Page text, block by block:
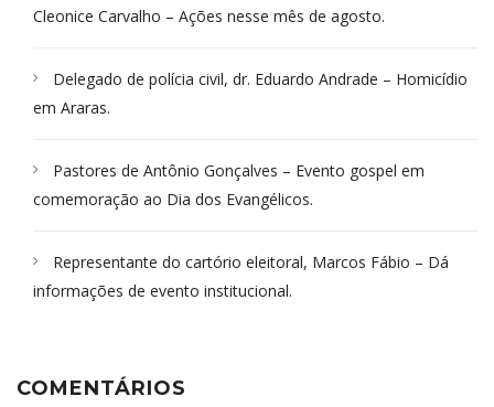
Cleonice Carvalho – Ações nesse mês de agosto.
Delegado de polícia civil, dr. Eduardo Andrade – Homicídio
em Araras.
Pastores de Antônio Gonçalves – Evento gospel em
comemoração ao Dia dos Evangélicos.
Representante do cartório eleitoral, Marcos Fábio – Dá
informações de evento institucional.
COMENTÁRIOS